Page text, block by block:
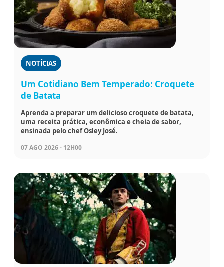
NOTÍCIAS
Um Cotidiano Bem Temperado: Croquete
de Batata
Aprenda a preparar um delicioso croquete de batata,
uma receita prática, econômica e cheia de sabor,
ensinada pelo chef Osley José.
07 AGO 2026 - 12H00